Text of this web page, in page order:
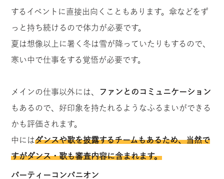
するイベントに直接出向くこともあります。傘などをず
っと持ち続けるので体力が必要です。
夏は想像以上に暑く冬は雪が降っていたりもするので、
寒い中で仕事をする覚悟が必要です。
メインの仕事以外には、
ファンとのコミュニケーション
もあるので、好印象を持たれるようなふるまいができる
かも評価されます。
中にはダンスや歌を披露するチームもあるため、当然で
すがダンス・歌も審査内容に含まれます。
パーティーコンパニオン